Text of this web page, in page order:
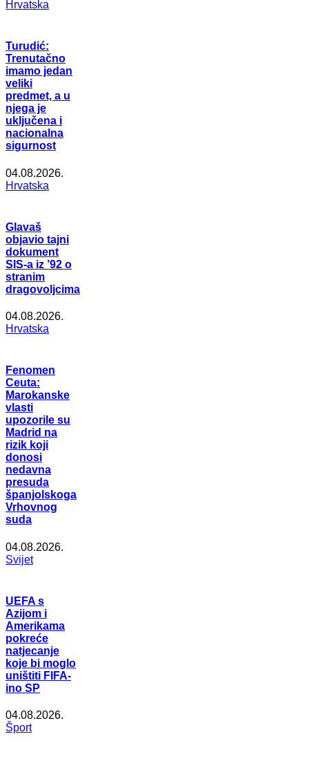
Hrvatska
Turudić:
Trenutačno
imamo jedan
veliki
predmet, a u
njega je
uključena i
nacionalna
sigurnost
04.08.2026.
Hrvatska
Glavaš
objavio tajni
dokument
SIS-a iz ’92 o
stranim
dragovoljcima
04.08.2026.
Hrvatska
Fenomen
Ceuta:
Marokanske
vlasti
upozorile su
Madrid na
rizik koji
donosi
nedavna
presuda
španjolskoga
Vrhovnog
suda
04.08.2026.
Svijet
UEFA s
Azijom i
Amerikama
pokreće
natjecanje
koje bi moglo
uništiti FIFA-
ino SP
04.08.2026.
Šport